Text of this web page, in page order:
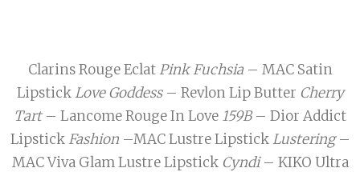
Clarins Rouge EclatPink Fuchsia– MAC Satin
LipstickLove Goddess– Revlon Lip Butter Cherry
Tart– Lancome Rouge In Love 159B– Dior Addict
Lipstick Fashion–MAC Lustre LipstickLustering–
MAC Viva Glam Lustre Lipstick Cyndi– KIKO Ultra